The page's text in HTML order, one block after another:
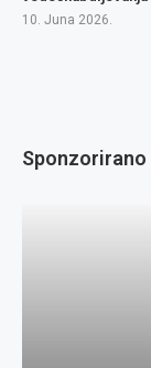
10. Juna 2026.
Sponzorirano